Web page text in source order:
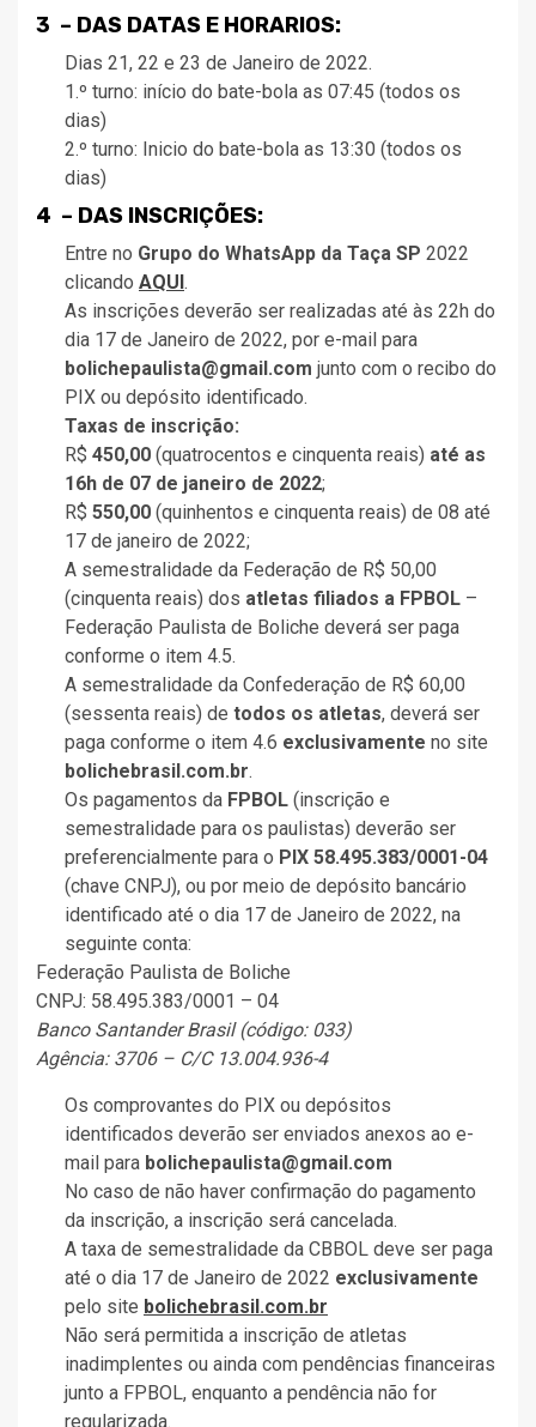
3 – DAS DATAS E HORARIOS:
Dias 21, 22 e 23 de Janeiro de 2022.
1.º turno: início do bate-bola as 07:45 (todos os
dias)
2.º turno: Inicio do bate-bola as 13:30 (todos os
dias)
4 – DAS INSCRIÇÕES:
Entre no Grupo do WhatsApp da Taça SP 2022
clicando AQUI.
As inscrições deverão ser realizadas até às 22h do
dia 17 de Janeiro de 2022, por e-mail para
bolichepaulista@gmail.com junto com o recibo do
PIX ou depósito identificado.
Taxas de inscrição:
R$ 450,00 (quatrocentos e cinquenta reais) até as
16h de 07 de janeiro de 2022;
R$ 550,00 (quinhentos e cinquenta reais) de 08 até
17 de janeiro de 2022;
A semestralidade da Federação de R$ 50,00
(cinquenta reais) dos atletas filiados a FPBOL –
Federação Paulista de Boliche deverá ser paga
conforme o item 4.5.
A semestralidade da Confederação de R$ 60,00
(sessenta reais) de todos os atletas, deverá ser
paga conforme o item 4.6 exclusivamente no site
bolichebrasil.com.br.
Os pagamentos da FPBOL (inscrição e
semestralidade para os paulistas) deverão ser
preferencialmente para o PIX 58.495.383/0001-04
(chave CNPJ), ou por meio de depósito bancário
identificado até o dia 17 de Janeiro de 2022, na
seguinte conta:
Federação Paulista de Boliche
CNPJ: 58.495.383/0001 – 04
Banco Santander Brasil (código: 033)
Agência: 3706 – C/C 13.004.936-4
Os comprovantes do PIX ou depósitos
identificados deverão ser enviados anexos ao e-
mail para bolichepaulista@gmail.com
No caso de não haver confirmação do pagamento
da inscrição, a inscrição será cancelada.
A taxa de semestralidade da CBBOL deve ser paga
até o dia 17 de Janeiro de 2022 exclusivamente
pelo site bolichebrasil.com.br
Não será permitida a inscrição de atletas
inadimplentes ou ainda com pendências financeiras
junto a FPBOL, enquanto a pendência não for
regularizada.